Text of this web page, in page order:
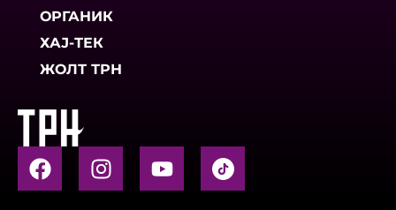
ОРГАНИК
ХАЈ-ТЕК
ЖОЛТ ТРН